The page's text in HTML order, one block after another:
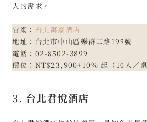
人的需求。
官網： 台北萬豪酒店
地址：台北市中山區樂群二路199號
電話：02-8502-3899
價位：NT$23,900+10% 起（10人／桌
3. 台北君悅酒店